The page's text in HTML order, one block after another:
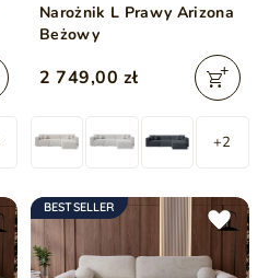
Narożnik L Prawy Arizona
Beżowy
2 749,00 zł
+2
BESTSELLER